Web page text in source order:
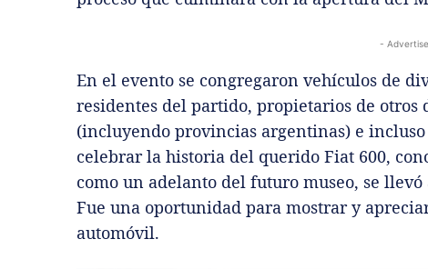
-
En el evento se congregaron vehículos de
residentes del partido, propietarios de
(incluyendo provincias argentinas) e
celebrar la historia del querido Fiat 600,
como un adelanto del futuro museo, se
Fue una oportunidad para mostrar y
automóvil.